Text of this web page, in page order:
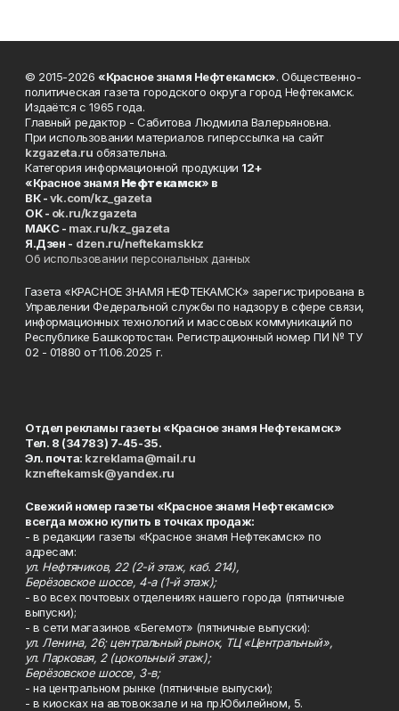
© 2015-2026 «Красное знамя Нефтекамск». Общественно-
политическая газета городского округа город Нефтекамск.
Издаётся с 1965 года.
Главный редактор - Сабитова Людмила Валерьяновна.
При использовании материалов гиперссылка на сайт
kzgazeta.ru обязательна.
Категория информационной продукции 12+
«Красное знамя Нефтекамск» в
ВК -vk.com/kz_gazeta
ОК - ok.ru/kzgazeta
MAKC - max.ru/kz_gazeta
Я.Дзен - dzen.ru/neftekamskkz
Об использовании персональных данных
Газета «КРАСНОЕ ЗНАМЯ НЕФТЕКАМСК» зарегистрирована в
Управлении Федеральной службы по надзору в сфере связи,
информационных технологий и массовых коммуникаций по
Республике Башкортостан. Регистрационный номер ПИ № ТУ
02 - 01880 от 11.06.2025 г.
Отдел рекламы газеты «Красное знамя Нефтекамск»
Тел. 8 (34783) 7-45-35.
Эл. почта: kzreklama@mail.ru
kzneftekamsk@yandex.ru
Свежий номер газеты «Красное знамя Нефтекамск»
всегда можно купить в точках продаж:
- в редакции газеты «Красное знамя Нефтекамск» по
адресам:
ул. Нефтяников, 22 (2-й этаж, каб. 214),
Берёзовское шоссе, 4-а (1-й этаж);
- во всех почтовых отделениях нашего города (пятничные
выпуски);
- в сети магазинов «Бегемот» (пятничные выпуски):
ул. Ленина, 26; центральный рынок, ТЦ «Центральный»,
ул. Парковая, 2 (цокольный этаж);
Берёзовское шоссе, 3-в;
- на центральном рынке (пятничные выпуски);
- в киосках на автовокзале и на пр.Юбилейном, 5.